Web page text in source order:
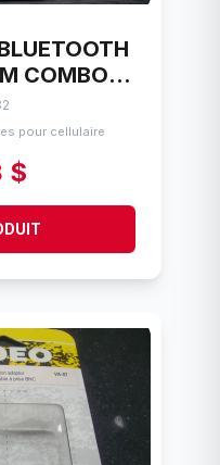
COMBO 4
pour cellulaire
$